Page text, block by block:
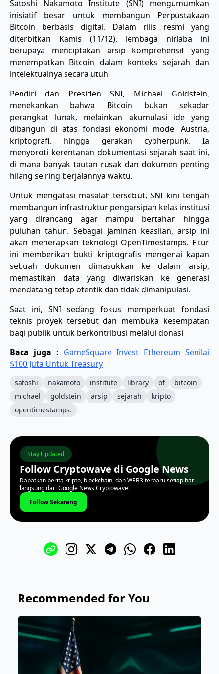
​Satoshi Nakamoto Institute (SNI) mengumumkan
inisiatif besar untuk membangun Perpustakaan
Bitcoin berbasis digital. Dalam rilis resmi yang
diterbitkan Kamis (11/12), lembaga nirlaba ini
berupaya menciptakan arsip komprehensif yang
menempatkan Bitcoin dalam konteks sejarah dan
intelektualnya secara utuh.
​Pendiri dan Presiden SNI, Michael Goldstein,
menekankan bahwa Bitcoin bukan sekadar
perangkat lunak, melainkan akumulasi ide yang
dibangun di atas fondasi ekonomi model Austria,
kriptografi, hingga gerakan cypherpunk. Ia
menyoroti kerentanan dokumentasi sejarah saat ini,
di mana banyak tautan rusak dan dokumen penting
hilang seiring berjalannya waktu.
​Untuk mengatasi masalah tersebut, SNI kini tengah
membangun infrastruktur pengarsipan kelas institusi
yang dirancang agar mampu bertahan hingga
puluhan tahun. Sebagai jaminan keaslian, arsip ini
akan menerapkan teknologi OpenTimestamps. Fitur
ini memberikan bukti kriptografis mengenai kapan
sebuah dokumen dimasukkan ke dalam arsip,
memastikan data yang diwariskan ke generasi
mendatang tetap otentik dan tidak dimanipulasi.
​Saat ini, SNI sedang fokus memperkuat fondasi
teknis proyek tersebut dan membuka kesempatan
bagi publik untuk berkontribusi melalui donasi
Baca juga : GameSquare Invest Ethereum Senilai
$100 Juta Untuk Treasury
satoshi nakamoto institute library of
bitcoin
michael
goldstein arsip sejarah
kripto
opentimestamps.
Stay Updated
Follow Cryptowave di Google News
Dapatkan berita kripto, blockchain, dan WEB3 terbaru setiap hari
langsung dari Google News Cryptowave.
Follow Sekarang
Recommended for You